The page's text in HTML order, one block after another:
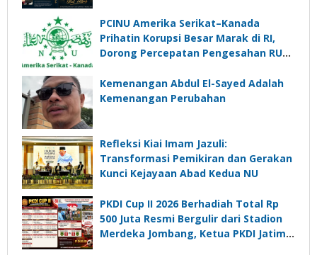
PCINU Amerika Serikat–Kanada
Prihatin Korupsi Besar Marak di RI,
Dorong Percepatan Pengesahan RUU
Kemenangan Abdul El-Sayed Adalah
Kemenangan Perubahan
Refleksi Kiai Imam Jazuli:
Transformasi Pemikiran dan Gerakan
Kunci Kejayaan Abad Kedua NU
PKDI Cup II 2026 Berhadiah Total Rp
500 Juta Resmi Bergulir dari Stadion
Merdeka Jombang, Ketua PKDI Jatim: